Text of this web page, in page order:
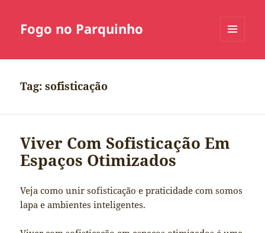
Fogo no Parquinho
Tag:sofisticação
Viver Com Sofisticação Em
Espaços Otimizados
Veja como unir sofisticação e praticidade com somos
lapa e ambientes inteligentes.